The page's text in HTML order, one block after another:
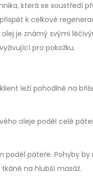
která se soustředí
k celkové
je známý svými
pro pokožku.
leží pohodlně na
oleje podél celé
podél páteře. Pohyby
na hlubší masáž.